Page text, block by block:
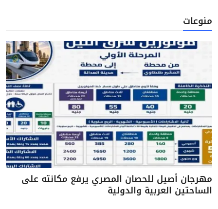
منوعات
مهرجان أصيل للحصان المصري يرفع مكانته على
الساحتين العربية والدولية